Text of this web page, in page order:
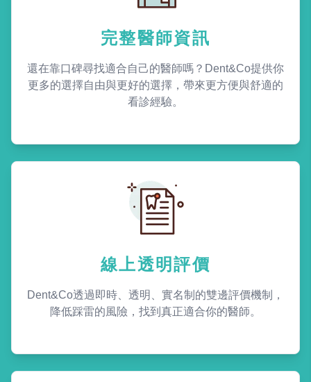
完整醫師資訊
還在靠口碑尋找適合自己的醫師嗎？Dent&Co提供你
更多的選擇自由與更好的選擇，帶來更方便與舒適的
看診經驗。
線上透明評價
Dent&Co透過即時、透明、實名制的雙邊評價機制，
降低踩雷的風險，找到真正適合你的醫師。